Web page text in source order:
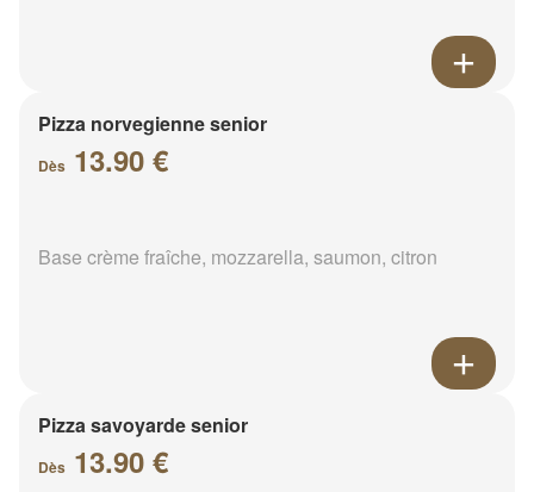
Pizza norvegienne senior
Dès 13.90 €
Base crème fraîche, mozzarella, saumon, citron
Pizza savoyarde senior
Dès 13.90 €